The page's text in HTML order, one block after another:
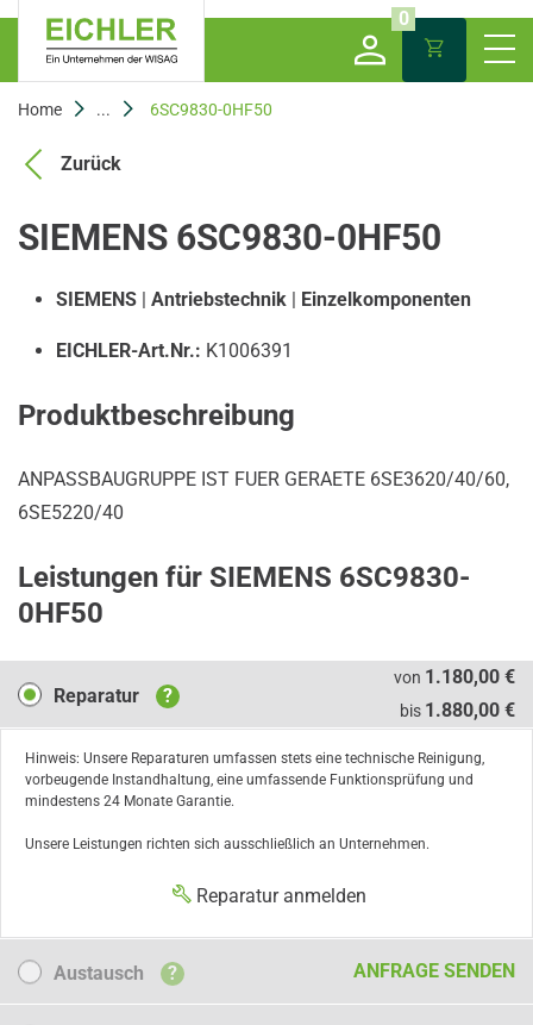
0
Home ... 6SC9830-0HF50
Zurück
SIEMENS 6SC9830-0HF50
SIEMENS | Antriebstechnik | Einzelkomponenten
EICHLER-Art.Nr.: K1006391
Produktbeschreibung
ANPASSBAUGRUPPE IST FUER GERAETE 6SE3620/40/60,
6SE5220/40
Leistungen für SIEMENS 6SC9830-
0HF50
Reparatur
Reparatur ?
von 1.180,00 €
bis 1.880,00 €
Hinweis: Unsere Reparaturen umfassen stets eine technische Reinigung,
vorbeugende Instandhaltung, eine umfassende Funktionsprüfung und
mindestens 24 Monate Garantie.
Unsere Leistungen richten sich ausschließlich an Unternehmen.
Reparatur anmelden
Austausch
Austausch ? ANFRAGE SENDEN